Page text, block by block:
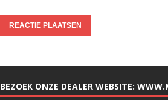
BEZOEK ONZE DEALER WEBSITE: